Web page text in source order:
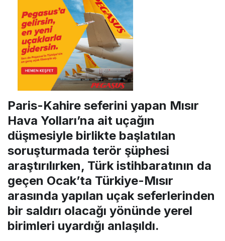
Paris-Kahire seferini yapan Mısır
Hava Yolları’na ait uçağın
düşmesiyle birlikte başlatılan
soruşturmada terör şüphesi
araştırılırken, Türk istihbaratının da
geçen Ocak’ta Türkiye-Mısır
arasında yapılan uçak seferlerinden
bir saldırı olacağı yönünde yerel
birimleri uyardığı anlaşıldı.